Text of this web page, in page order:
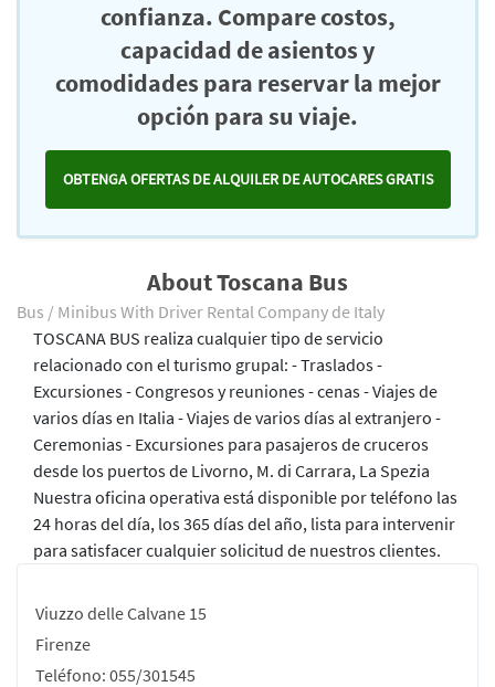
confianza. Compare costos,
capacidad de asientos y
comodidades para reservar la mejor
opción para su viaje.
OBTENGA OFERTAS DE ALQUILER DE AUTOCARES GRATIS
About Toscana Bus
Bus / Minibus With Driver Rental Company de Italy
Viuzzo delle Calvane 15
Firenze
Teléfono: 055/301545
TOSCANA BUS realiza cualquier tipo de servicio
relacionado con el turismo grupal: - Traslados -
Excursiones - Congresos y reuniones - cenas - Viajes de
varios días en Italia - Viajes de varios días al extranjero -
Ceremonias - Excursiones para pasajeros de cruceros
desde los puertos de Livorno, M. di Carrara, La Spezia
Nuestra oficina operativa está disponible por teléfono las
24 horas del día, los 365 días del año, lista para intervenir
para satisfacer cualquier solicitud de nuestros clientes.